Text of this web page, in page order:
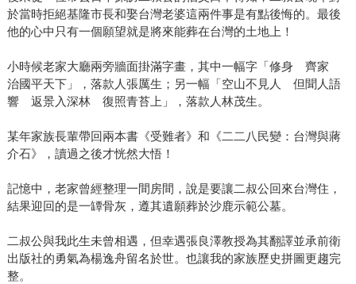
於當時拒絕基隆市長和娶台灣老婆這兩件事是有點後悔的。最後
他的心中只有一個願望就是將來能葬在台灣的土地上！
小時候老家大廳兩旁牆面掛滿字畫，其中一幅字「修身 齊家
治國平天下」，落款人張厲生；另一幅「空山不見人 但聞人語
響 返景入深林 復照青苔上」，落款人林茂生。
某年家族長輩帶回兩本書《受難者》和《二二八民變：台灣與蔣
介石》，讀過之後才恍然大悟！
記憶中，老家曾經整理一間房間，說是要讓二叔公回來台灣住，
結果迎回的是一罈骨灰，遵其遺願葬於沙鹿示範公墓。
二叔公與我此生未曾相遇，但幸遇張良澤教授為其翻譯並承前衛
出版社的勇氣為楊逸舟留名於世。也讓我的家族歷史拼圖更趨完
整。